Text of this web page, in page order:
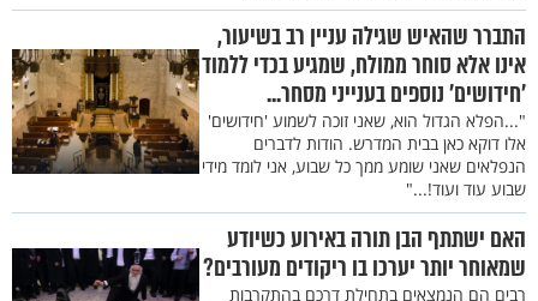
התברר שהאיש שגילה עניין רב בשיעור,
אינו אלא סוחר ממולח, שמגיע בכדי ללמוד
'חידושים' נוספים בענייני מסחר...
"...הפלא הגדול הוא, שאני זוכה לשמוע 'חידושים'
אלו דוקא כאן בבית המדרש. הודות לדברים
הנפלאים שאני שומע ממך כל שבוע, אני לומד מידי
שבוע עוד ועוד!..."
האם ישתתף הבן תורה באירוע כשיודע
שמאוחר יותר יערכו בו ריקודים מעורבים?
רבים הם הנמצאים בתחילת דרכם בהתקרבות